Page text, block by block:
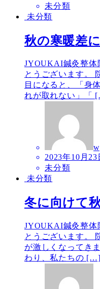
未分類
未分類
秋の寒暖差
JYOUKAI鍼灸整体
とうございます。
目になると、「身
れが取れない」「
2023年10月23
未分類
未分類
冬に向けて
JYOUKAI鍼灸整体
とうございます。
が激しくなってき
わり、私たちの […]